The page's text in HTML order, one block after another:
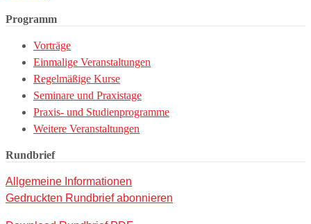
Programm
Vorträge
Einmalige Veranstaltungen
Regelmäßige Kurse
Seminare und Praxistage
Praxis- und Studienprogramme
Weitere Veranstaltungen
Rundbrief
Allgemeine Informationen
Gedruckten Rundbrief abonnieren